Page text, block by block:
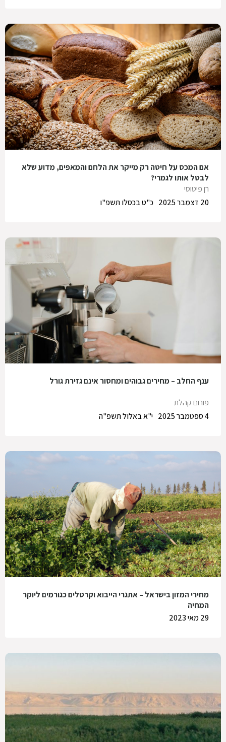
אם המכס על חיטה רק מייקר את הלחם והמאפים, מדוע שלא
לבטל אותו לגמרי?
רן פיטוסי
כ"ט בכסלו תשפ"ו
20 דצמבר 2025
ענף החלב – מחירים גבוהים ומחסור אינם גזירת גורל
פורום קהלת
י"א באלול תשפ"ה
4 ספטמבר 2025
מחירי המזון בישראל – אתגרי הייבוא וקרטלים כגורמים ליוקר
המחיה
29 מאי 2023